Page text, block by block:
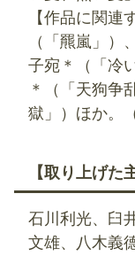
【作品に関連
（「羆嵐」）
子宛＊（「冷
＊（「天狗争
獄」）ほか。
【取り上げた
石川利光、臼
文雄、八木義